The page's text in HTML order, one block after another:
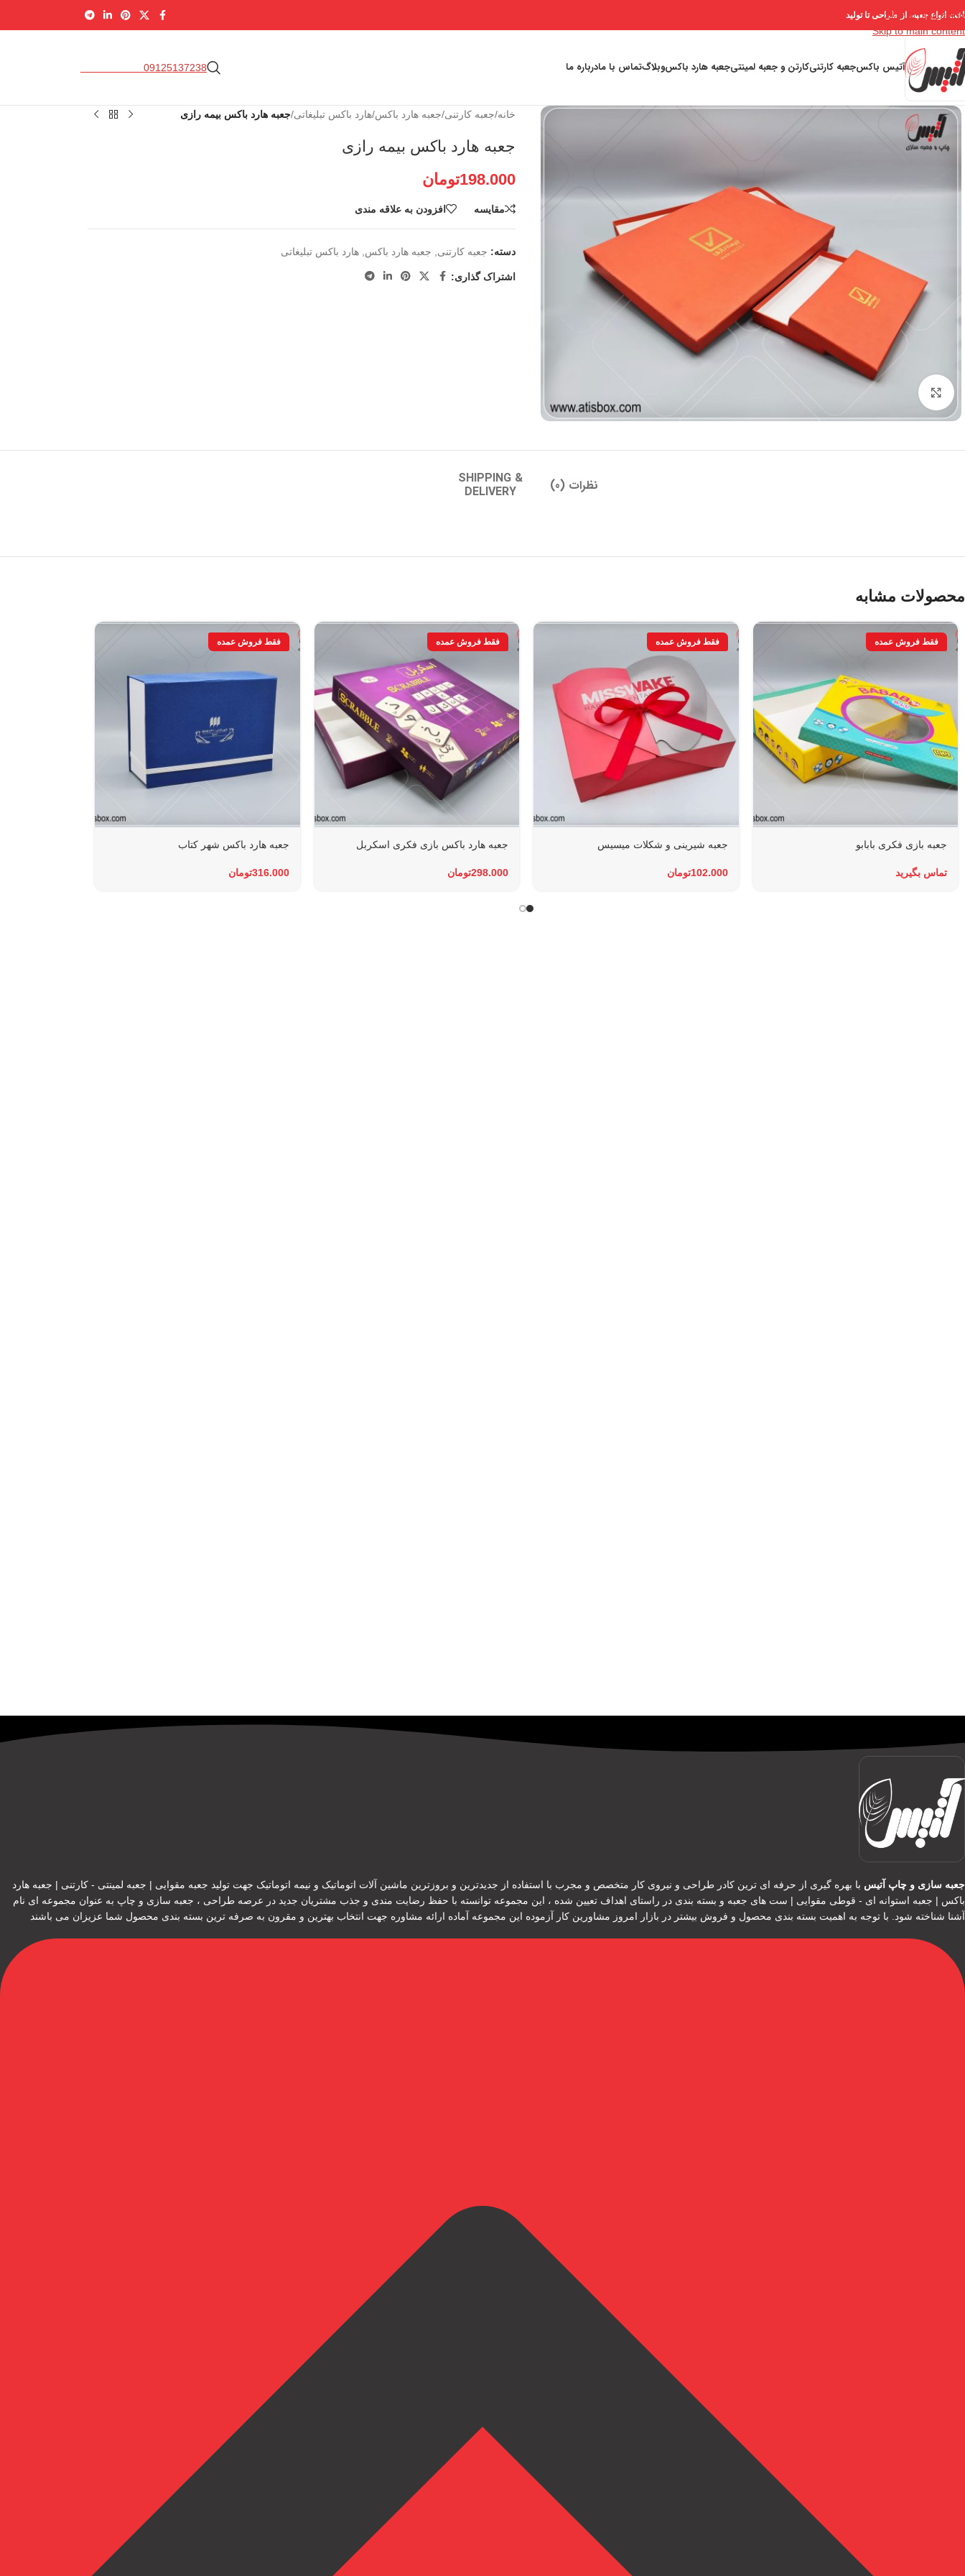
Skip to navigation
Skip to main content
انواع جعبه، از طراحی تا تولید
آتیس باکسجعبه کارتنیکارتن و جعبه لمینتیجعبه هارد باکسوبلاگتماس با مادرباره ما 09125137238
خانه/جعبه کارتنی/جعبه هارد باکس/هارد باکس تبلیغاتی/جعبه هارد باکس بیمه رازی
جعبه هارد باکس بیمه رازی
198.000تومان
مقايسه افزودن به علاقه مندی
دسته: جعبه کارتنی جعبه هارد باکس هارد باکس تبلیغاتی
اشتراک گذاری:
نظرات (0) SHIPPING &
DELIVERY
محصولات مشابه
جعبه بازی فکری بابابو
تماس بگیرید
جعبه شیرینی و شکلات میسیس
102.000تومان
جعبه هارد باکس بازی فکری اسکربل
298.000تومان
جعبه هارد باکس شهر کتاب
316.000تومان
جعبه سازی و چاپ آتیس با بهره گیری از حرفه ای ترین کادر طراحی و نیروی کار متخصص و مجرب با استفاده از جدیدترین و بروزترین ماشین آلات اتوماتیک و نیمه اتوماتیک جهت تولید جعبه مقوایی | جعبه لمینتی - کارتنی | جعبه هارد
باکس | جعبه استوانه ای - قوطی مقوایی | ست های جعبه و بسته بندی در راستای اهداف تعیین شده ، این مجموعه توانسته با حفظ رضایت مندی و جذب مشتریان جدید در عرصه طراحی ، جعبه سازی و چاپ به عنوان مجموعه ای نام
آشنا شناخته شود. با توجه به اهمیت بسته بندی محصول و فروش بیشتر در بازار امروز مشاورین کار آزموده این مجموعه آماده ارائه مشاوره جهت انتخاب بهترین و مقرون به صرفه ترین بسته بندی محصول شما عزیزان می باشند